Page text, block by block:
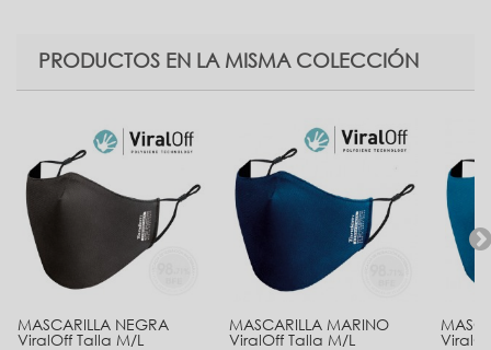
PRODUCTOS EN LA MISMA COLECCIÓN
MASCARILLA NEGRA
ViralOff Talla M/L
MASCARILLA MARINO
ViralOff Talla M/L